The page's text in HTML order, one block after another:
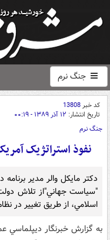
جنگ نرم
کد خبر13808
تاریخ انتشار: ۱۲ آذر ۱۳۸۹ - ۰۰:۱۹
جنگ نرم
نفوذ استراتژيک
دکتر مايکل والر مدير
"سياست جهاني"از تلاش
اسلامي، از طريق تغيير در